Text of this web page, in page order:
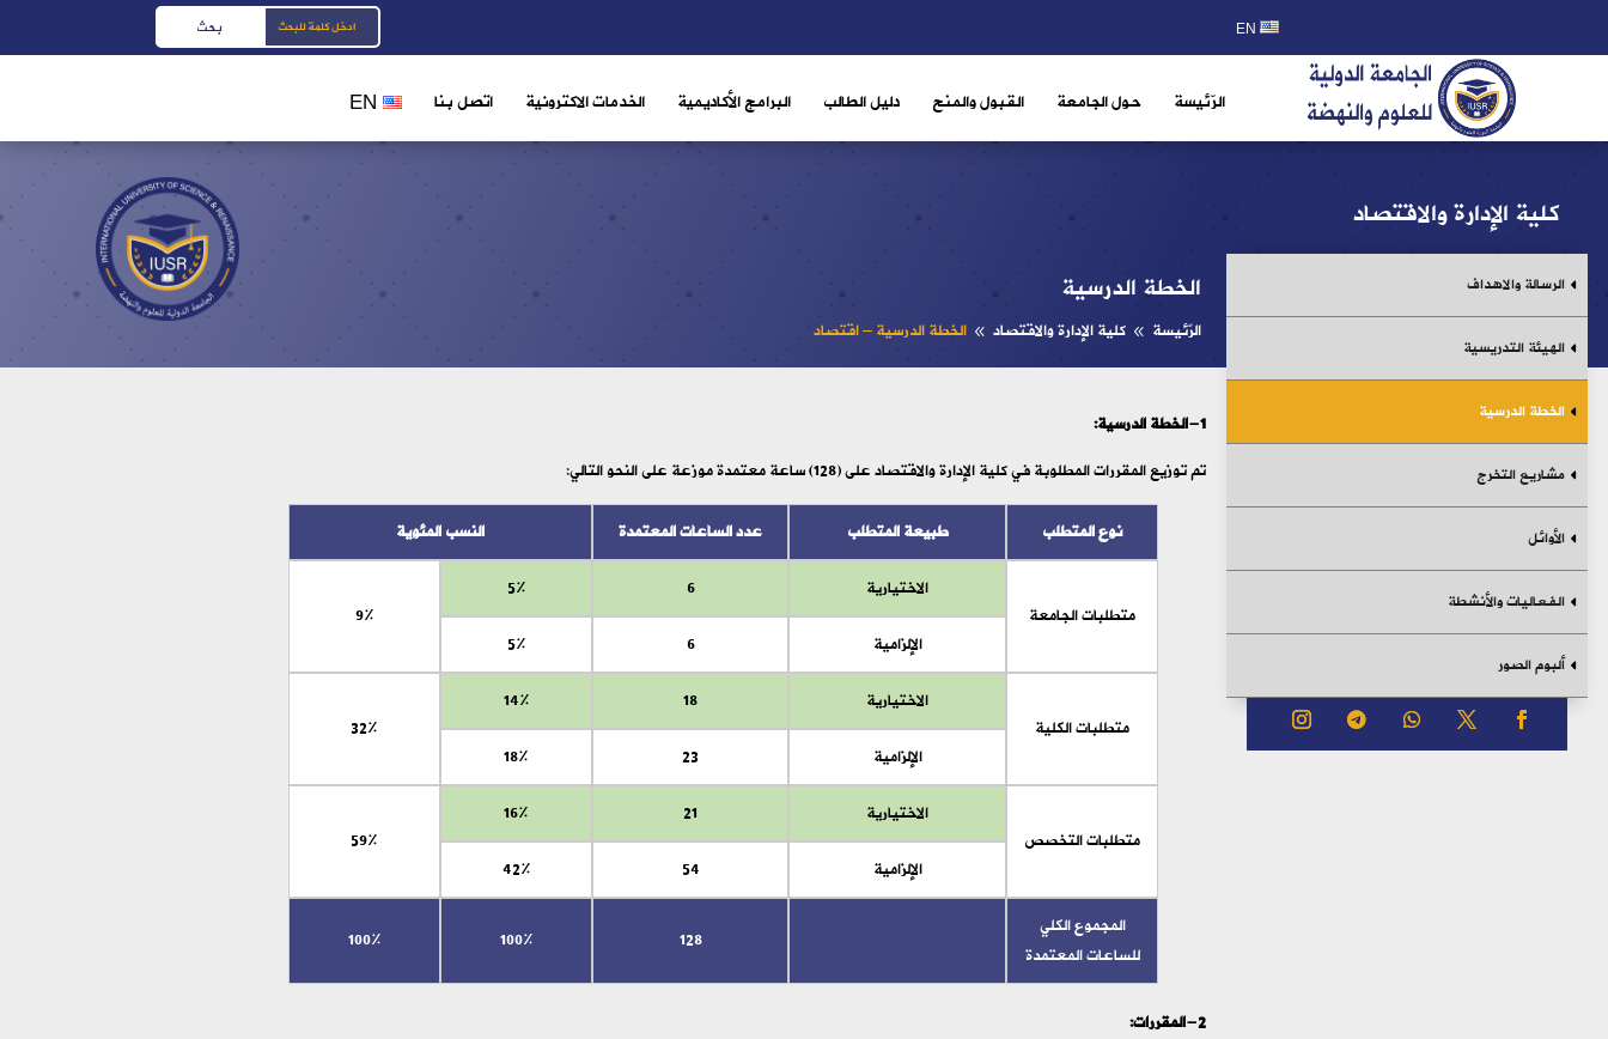
EN
الرّئيسة حول الجامعة القبول والمنح دليل الطالب البرامج الأكاديمية الخدمات الاكترونية اتصل بنا EN
الخطة الدرسية
الرّئيسة 8 كلية الإدارة والاقتصاد 8 الخطة الدرسية – اقتصاد
كلية الإدارة والاقتصاد
1-الخطة الدرسية:
تم توزيع المقررات المطلوبة في كلية الإدارة والاقتصاد على (128) ساعة معتمدة موزعة على النحو التالي:
نوع المتطلب طبيعة المتطلب عدد الساعات المعتمدة النسب المئوية
متطلبات الجامعة
الاختيارية 6
5%
9%
الإلزامية
6
5%
متطلبات الكلية
الاختيارية 18
14%
32%
الإلزامية
23
18%
متطلبات التخصص
الاختيارية 21
16%
59%
الإلزامية
54
42%
المجموع الكلي
للساعات المعتمدة
128
100%
100%
2-المقررات:
الرسالة والاهداف
الهيئة التدريسية
الخطة الدرسية
مشاريع التخرج
الأوائل
الفعاليات والأنشطة
ألبوم الصور